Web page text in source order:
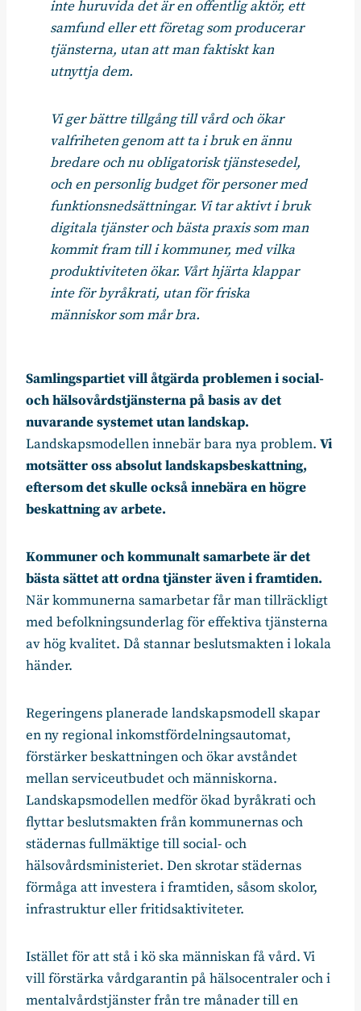
inte huruvida det är en offentlig aktör, ett
samfund eller ett företag som producerar
tjänsterna, utan att man faktiskt kan
utnyttja dem.
Vi ger bättre tillgång till vård och ökar
valfriheten genom att ta i bruk en ännu
bredare och nu obligatorisk tjänstesedel,
och en personlig budget för personer med
funktionsnedsättningar. Vi tar aktivt i bruk
digitala tjänster och bästa praxis som man
kommit fram till i kommuner, med vilka
produktiviteten ökar. Vårt hjärta klappar
inte för byråkrati, utan för friska
människor som mår bra.
Samlingspartiet vill åtgärda problemen i social-
och hälsovårdstjänsterna på basis av det
nuvarande systemet utan landskap.
Landskapsmodellen innebär bara nya problem. Vi
motsätter oss absolut landskapsbeskattning,
eftersom det skulle också innebära en högre
beskattning av arbete.
Kommuner och kommunalt samarbete är det
bästa sättet att ordna tjänster även i framtiden.
När kommunerna samarbetar får man tillräckligt
med befolkningsunderlag för effektiva tjänsterna
av hög kvalitet. Då stannar beslutsmakten i lokala
händer.
Regeringens planerade landskapsmodell skapar
en ny regional inkomstfördelningsautomat,
förstärker beskattningen och ökar avståndet
mellan serviceutbudet och människorna.
Landskapsmodellen medför ökad byråkrati och
flyttar beslutsmakten från kommunernas och
städernas fullmäktige till social- och
hälsovårdsministeriet. Den skrotar städernas
förmåga att investera i framtiden, såsom skolor,
infrastruktur eller fritidsaktiviteter.
Istället för att stå i kö ska människan få vård. Vi
vill förstärka vårdgarantin på hälsocentraler och i
mentalvårdstjänster från tre månader till en